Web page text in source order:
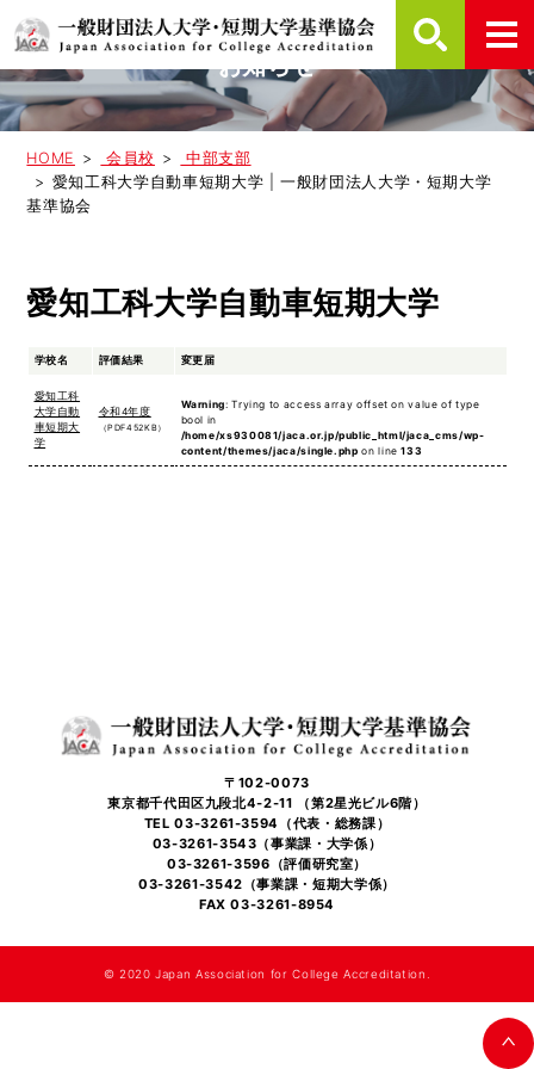
お知らせ
HOME 会員校
中部支部
愛知工科大学自動車短期大学 | 一般財団法人大学・短期大学
基準協会
愛知工科大学自動車短期大学
学校名 評価結果 変更届
愛知工科
大学自動
車短期大
学
令和4年度
（PDF452KB）
Warning: Trying to access array offset on value of type
bool in
/home/xs930081/jaca.or.jp/public_html/jaca_cms/wp-
content/themes/jaca/single.php on line133
〒102-0073
東京都千代田区九段北4-2-11 （第2星光ビル6階）
TEL 03-3261-3594（代表・総務課）
03-3261-3543（事業課・大学係）
03-3261-3596（評価研究室）
03-3261-3542（事業課・短期大学係）
FAX 03-3261-8954
©️ 2020 Japan Association for College Accreditation.